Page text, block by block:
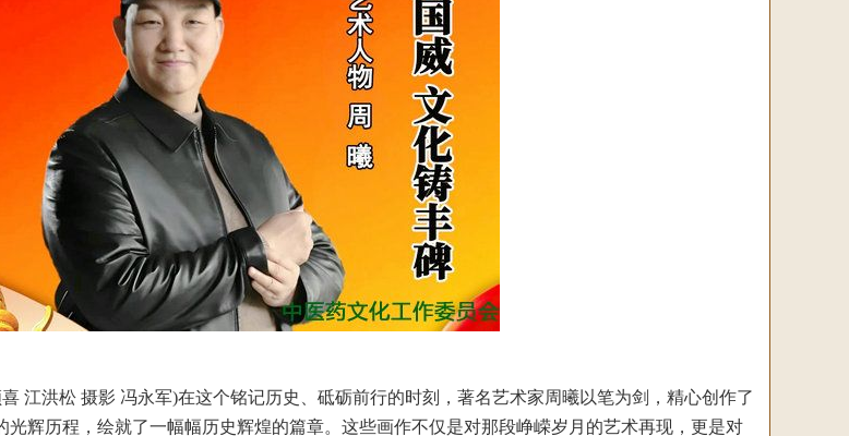
洪松 摄影 冯永军)在这个铭记历史、砥砺前行的时刻，著名艺术家周曦以笔为剑，精心创作了
光辉历程，绘就了一幅幅历史辉煌的篇章。这些画作不仅是对那段峥嵘岁月的艺术再现，更是对